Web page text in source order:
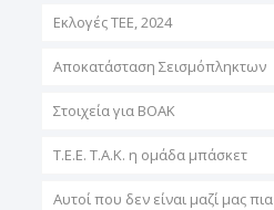
Εκλογές ΤΕΕ, 2024
Αποκατάσταση Σεισμόπληκτων
Στοιχεία για ΒΟΑΚ
T.E.E. T.A.K. η ομάδα μπάσκετ
Αυτοί που δεν είναι μαζί μας πια